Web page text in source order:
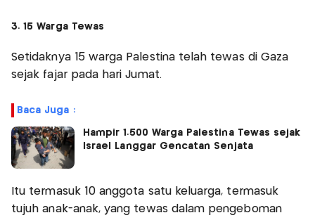
3. 15 Warga Tewas
Setidaknya 15 warga Palestina telah tewas di Gaza
sejak fajar pada hari Jumat.
Baca Juga :
Hampir 1.500 Warga Palestina Tewas sejak
Israel Langgar Gencatan Senjata
Itu termasuk 10 anggota satu keluarga, termasuk
tujuh anak-anak, yang tewas dalam pengeboman